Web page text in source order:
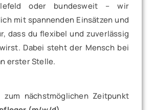
oder bundesweit – wir
mit spannenden Einsätzen und
dass du flexibel und zuverlässig
Dabei steht der Mensch bei
erster Stelle.
zum nächstmöglichen Zeitpunkt